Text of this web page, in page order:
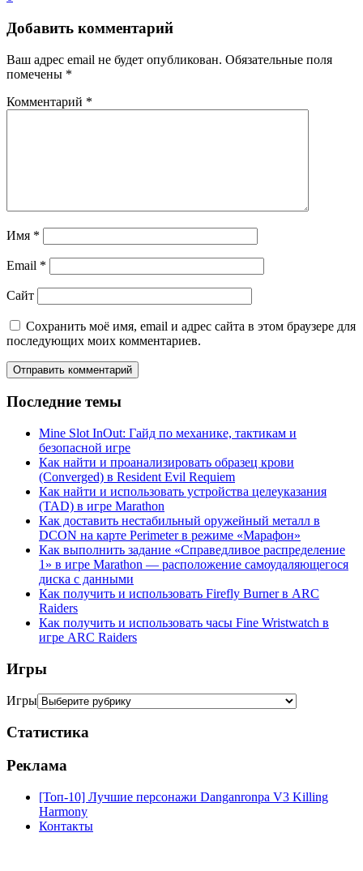
Добавить комментарий
Ваш адрес email не будет опубликован. Обязательные поля
помечены *
Комментарий *
Имя *
Email *
Сайт
Сохранить моё имя, email и адрес сайта в этом браузере для
последующих моих комментариев.
Последние темы
Mine Slot InOut: Гайд по механике, тактикам и
безопасной игре
Как найти и проанализировать образец крови
(Converged) в Resident Evil Requiem
Как найти и использовать устройства целеуказания
(TAD) в игре Marathon
Как доставить нестабильный оружейный металл в
DCON на карте Perimeter в режиме «Марафон»
Как выполнить задание «Справедливое распределение
1» в игре Marathon — расположение самоудаляющегося
диска с данными
Как получить и использовать Firefly Burner в ARC
Raiders
Как получить и использовать часы Fine Wristwatch в
игре ARC Raiders
Игры
Игры
Статистика
Реклама
[Топ-10] Лучшие персонажи Danganronpa V3 Killing
Harmony
Контакты